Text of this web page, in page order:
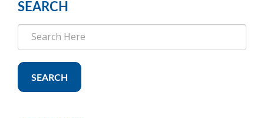
SEARCH
SEARCH